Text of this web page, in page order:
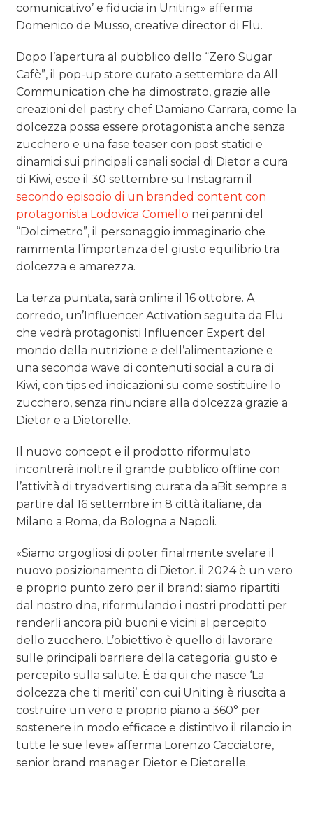
comunicativo’ e fiducia in Uniting» afferma
Domenico de Musso, creative director di Flu.
Dopo l’apertura al pubblico dello “Zero Sugar
Cafè”, il pop-up store curato a settembre da All
Communication che ha dimostrato, grazie alle
creazioni del pastry chef Damiano Carrara, come la
dolcezza possa essere protagonista anche senza
zucchero e una fase teaser con post statici e
dinamici sui principali canali social di Dietor a cura
di Kiwi, esce il 30 settembre su Instagram il
secondo episodio di un branded content con
protagonista Lodovica Comello nei panni del
“Dolcimetro”, il personaggio immaginario che
rammenta l’importanza del giusto equilibrio tra
dolcezza e amarezza.
La terza puntata, sarà online il 16 ottobre. A
corredo, un’Influencer Activation seguita da Flu
che vedrà protagonisti Influencer Expert del
mondo della nutrizione e dell’alimentazione e
una seconda wave di contenuti social a cura di
Kiwi, con tips ed indicazioni su come sostituire lo
zucchero, senza rinunciare alla dolcezza grazie a
Dietor e a Dietorelle.
Il nuovo concept e il prodotto riformulato
incontrerà inoltre il grande pubblico offline con
l’attività di tryadvertising curata da aBit sempre a
partire dal 16 settembre in 8 città italiane, da
Milano a Roma, da Bologna a Napoli.
«Siamo orgogliosi di poter finalmente svelare il
nuovo posizionamento di Dietor. il 2024 è un vero
e proprio punto zero per il brand: siamo ripartiti
dal nostro dna, riformulando i nostri prodotti per
renderli ancora più buoni e vicini al percepito
dello zucchero. L’obiettivo è quello di lavorare
sulle principali barriere della categoria: gusto e
percepito sulla salute. È da qui che nasce ‘La
dolcezza che ti meriti’ con cui Uniting è riuscita a
costruire un vero e proprio piano a 360° per
sostenere in modo efficace e distintivo il rilancio in
tutte le sue leve» afferma Lorenzo Cacciatore,
senior brand manager Dietor e Dietorelle.